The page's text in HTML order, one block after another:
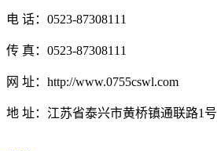
电 话：0523-87308111
传 真：0523-87308111
网 址：http://www.0755cswl.com
地 址：江苏省泰兴市黄桥镇通联路1号